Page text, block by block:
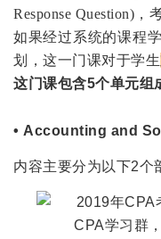
Response Question) ，
如果经过系统的课程
划，这一门课对于学生
这门课包含5个单元组
• Accounting and
内容主要分为以下2个